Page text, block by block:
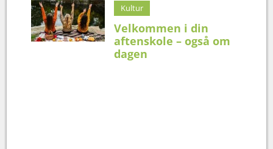
Kultur
Velkommen i din
aftenskole – også om
dagen